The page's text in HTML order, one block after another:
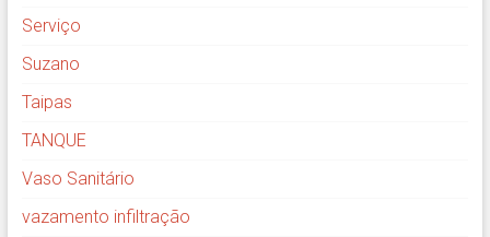
Serviço
Suzano
Taipas
TANQUE
Vaso Sanitário
vazamento infiltração